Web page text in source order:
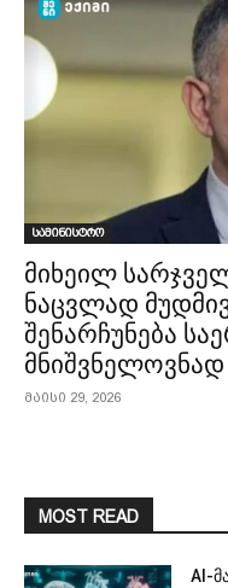
სამინისტრო
მიხეილ
ნაცვლად
შენარჩუნება
მნიშვნელოვნად
მაისი 29, 2026
MOST READ
AI-